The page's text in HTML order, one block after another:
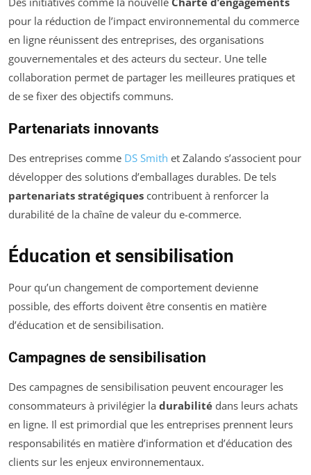
pour la réduction de l’impact environnemental du commerce
en ligne réunissent des entreprises, des organisations
gouvernementales et des acteurs du secteur. Une telle
collaboration permet de partager les meilleures pratiques et
de se fixer des objectifs communs.
Partenariats innovants
Des entreprises comme DS Smith et Zalando s’associent pour
développer des solutions d’emballages durables. De tels
partenariats stratégiques contribuent à renforcer la
durabilité de la chaîne de valeur du e-commerce.
Éducation et sensibilisation
Pour qu’un changement de comportement devienne
possible, des efforts doivent être consentis en matière
d’éducation et de sensibilisation.
Campagnes de sensibilisation
Des campagnes de sensibilisation peuvent encourager les
consommateurs à privilégier la durabilité dans leurs achats
en ligne. Il est primordial que les entreprises prennent leurs
responsabilités en matière d’information et d’éducation des
clients sur les enjeux environnementaux.